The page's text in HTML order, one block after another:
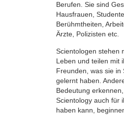
Berufen. Sie sind
Hausfrauen,
Berühmtheiten,
Ärzte, Polizisten etc.
Scientologen stehen
Leben und teilen mit
Freunden, was sie in
gelernt haben.
Bedeutung
Scientology auch für
haben kann,